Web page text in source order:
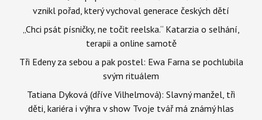
vznikl pořad, který vychoval generace českých dětí
„Chci psát písničky, ne točit reelska.“ Katarzia o selhání,
terapii a online samotě
Tři Edeny za sebou a pak postel: Ewa Farna se pochlubila
svým rituálem
Tatiana Dyková (dříve Vilhelmová): Slavný manžel, tři
děti, kariéra i výhra v show Tvoje tvář má známý hlas